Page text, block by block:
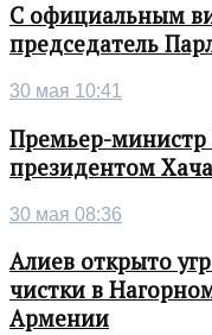
С официальным
председатель
30 мая 10:41
Премьер-министр
президентом
30 мая 08:36
Алиев открыто
чистки в
Армении